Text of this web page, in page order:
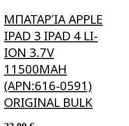
ΜΠΑΤΑΡΊΑ APPLE
IPAD 3 IPAD 4 LI-
ION 3.7V
11500MAH
(APN:616-0591)
ORIGINAL BULK